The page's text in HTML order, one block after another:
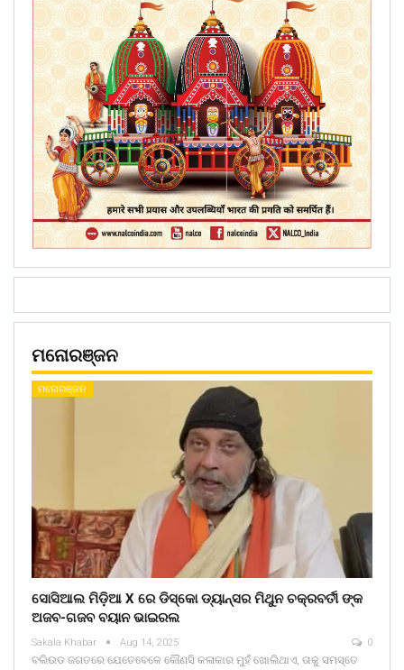
ମନୋରଞ୍ଜନ
ମନୋରଞ୍ଜନ
ସୋସିଆଲ ମିଡ଼ିଆ X ରେ ଡିସ୍କୋ ଡ୍ୟାନ୍ସର ମିଥୁନ ଚକ୍ରବର୍ତୀ ଙ୍କ
ଅଜବ-ଗଜବ ବୟାନ ଭାଇରଲ
Sakala Khabar Aug 14, 2025 0
ବଲିଉଡ ଜଗତରେ ଯେତେବେଳେ କୌଣସି କଳାକାର ମୁହଁ ଖୋଲିଥାଏ, ତାକୁ ସମସ୍ତେ